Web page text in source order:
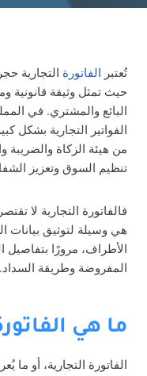
تُعتبر الفاتورة التجارية
حيث تمثل وثيقة قانونية
البائع والمشتري. في
الفواتير التجارية بشكل
تنظيم السوق وتعزيز
فالفاتورة التجارية لا
هي وسيلة لتوثيق بيانات
الأطراف، مرورًا بتفاصيل
المفروضة وطريقة السداد.
ما هي